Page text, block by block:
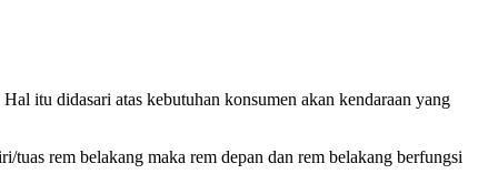
itu didasari atas kebutuhan konsumen akan kendaraan yang
tuas rem belakang maka rem depan dan rem belakang berfungsi